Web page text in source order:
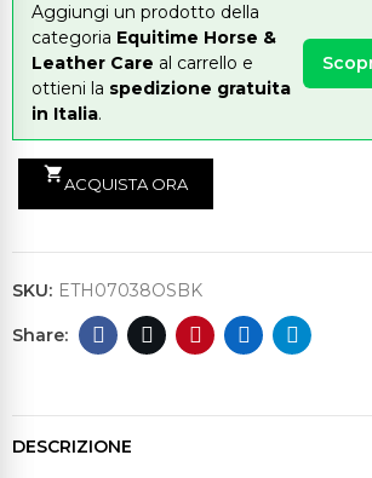
Aggiungi un prodotto della
categoria Equitime Horse &
Leather Care al carrello e
ottieni la spedizione gratuita
in Italia.
shopping_cart
ACQUISTA ORA
SKU: ETH07038OSBK
DESCRIZIONE